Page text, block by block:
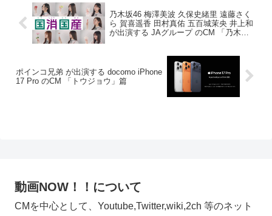
乃木坂46 梅澤美波 久保史緒里 遠藤さく
ら 賀喜遥香 田村真佑 五百城茉央 井上和
が出演する JAグループ のCM 「乃木坂
ポインコ兄弟 が出演する docomo iPhone
17 Pro のCM 「トウジョウ」篇
動画NOW！！について
CMを中心として、Youtube,Twitter,wiki,2ch 等のネット